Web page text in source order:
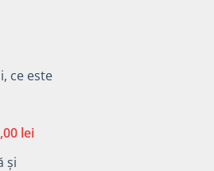
ce este
leiPrețul
și